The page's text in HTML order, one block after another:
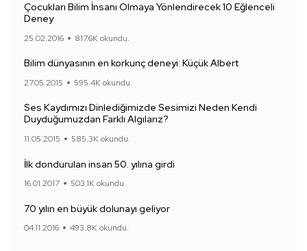
Çocukları Bilim İnsanı Olmaya Yönlendirecek 10 Eğlenceli
Deney
25.02.2016 817.6K okundu.
Bilim dünyasının en korkunç deneyi: Küçük Albert
27.05.2015 595.4K okundu.
Ses Kaydımızı Dinlediğimizde Sesimizi Neden Kendi
Duyduğumuzdan Farklı Algılarız?
11.05.2015 585.3K okundu.
İlk dondurulan insan 50. yılına girdi
16.01.2017 503.1K okundu.
70 yılın en büyük dolunayı geliyor
04.11.2016 493.8K okundu.